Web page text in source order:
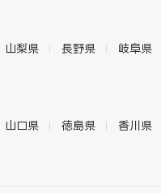
山梨県 長野県 岐阜県
山口県 徳島県 香川県